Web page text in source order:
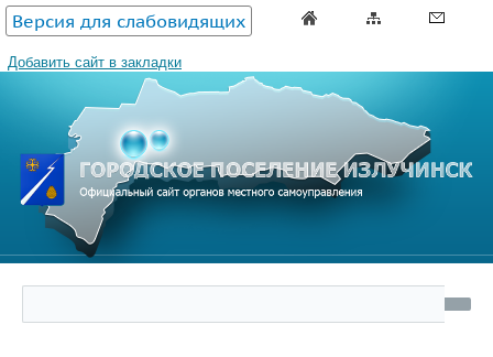
Версия для слабовидящих
Добавить сайт в закладки